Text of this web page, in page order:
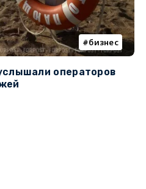
бизнес
операторов